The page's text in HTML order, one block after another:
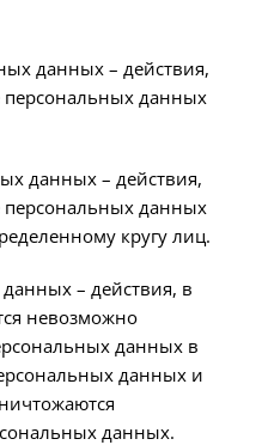
данных – действия,
данных
данных – действия,
данных
кругу лиц.
– действия, в
невозможно
данных в
данных и
данных.